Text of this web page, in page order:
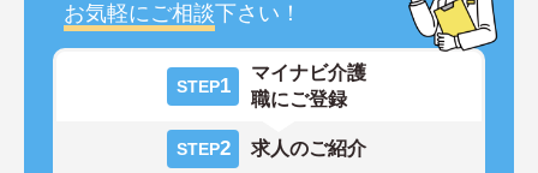
お気軽にご相談下さい！
STEP1
マイナビ介護
職にご登録
STEP2 求人のご紹介